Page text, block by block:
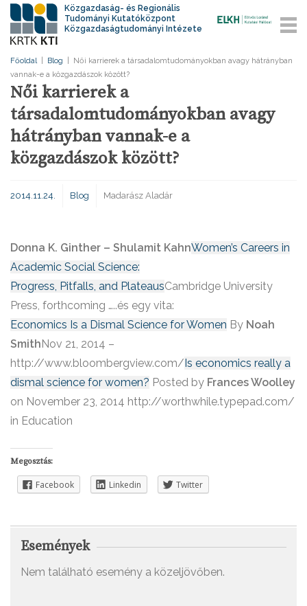
Közgazdaság- és Regionális
Tudományi Kutatóközpont
Közgazdaságtudományi Intézete
Főoldal Blog
Női karrierek a társadalomtudományokban avagy hátrányban
vannak-e a közgazdászok között?
Női karrierek a
társadalomtudományokban avagy
hátrányban vannak-e a
közgazdászok között?
2014.11.24. Blog Madarász Aladár
Donna K. Ginther – Shulamit KahnWomen’s Careers in
Academic Social Science:
Progress, Pitfalls, and PlateausCambridge University
Press, forthcoming …..és egy vita:
Economics Is a Dismal Science for Women By Noah
SmithNov 21, 2014 –
http://www.bloombergview.com/Is economics really a
dismal science for women? Posted by Frances Woolley
on November 23, 2014 http://worthwhile.typepad.com/
in Education
Megosztás:
Facebook Linkedin Twitter
Események
Nem található esemény a közeljövőben.